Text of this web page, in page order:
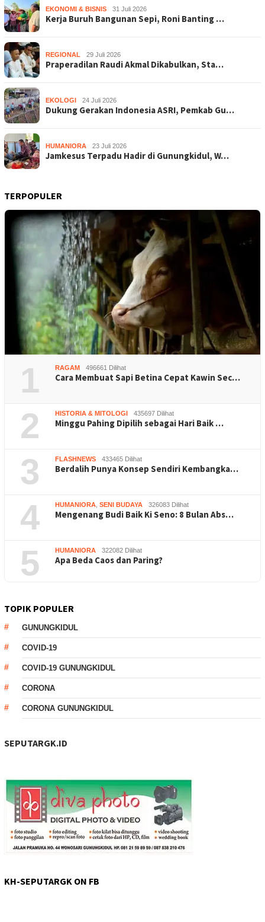
EKONOMI & BISNIS 31 Juli 2026
Kerja Buruh Bangunan Sepi, Roni Banting …
REGIONAL 29 Juli 2026
Praperadilan Raudi Akmal Dikabulkan, Sta…
EKOLOGI 24 Juli 2026
Dukung Gerakan Indonesia ASRI, Pemkab Gu…
HUMANIORA 23 Juli 2026
Jamkesus Terpadu Hadir di Gunungkidul, W…
TERPOPULER
1 RAGAM 496661 Dilihat
Cara Membuat Sapi Betina Cepat Kawin Sec…
2 HISTORIA & MITOLOGI 435697 Dilihat
Minggu Pahing Dipilih sebagai Hari Baik …
3 FLASHNEWS 433465 Dilihat
Berdalih Punya Konsep Sendiri Kembangka…
4 HUMANIORA SENI BUDAYA 326083 Dilihat
Mengenang Budi Baik Ki Seno: 8 Bulan Abs…
5 HUMANIORA 322082 Dilihat
Apa Beda Caos dan Paring?
TOPIK POPULER
GUNUNGKIDUL
COVID-19
COVID-19 GUNUNGKIDUL
CORONA
CORONA GUNUNGKIDUL
SEPUTARGK.ID
KH-SEPUTARGK ON FB